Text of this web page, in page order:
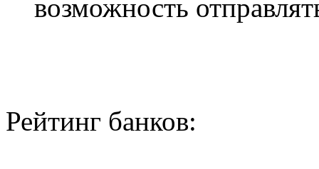
возможность
Рейтинг банков: